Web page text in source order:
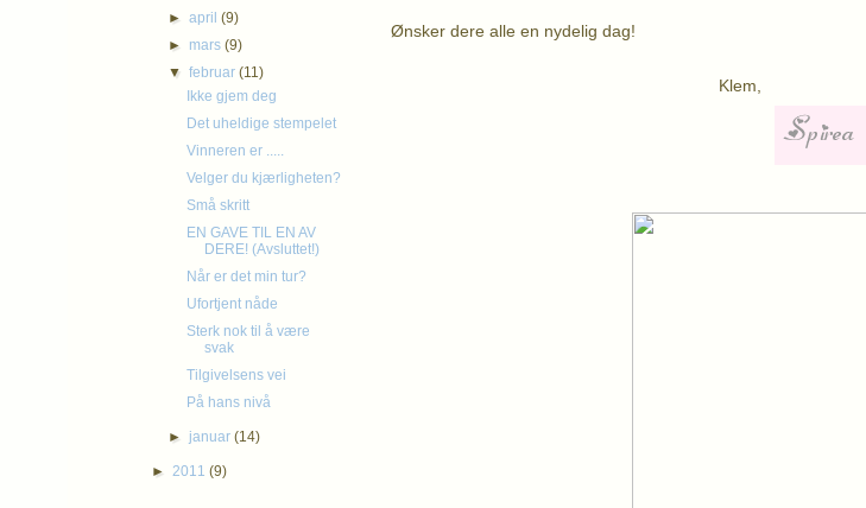
Ønsker dere alle en nydelig dag!
Klem,
►april(9)
► mars(9)
▼februar(11)
Ikke gjem deg
Det uheldige stempelet
Vinneren er .....
Velger du kjærligheten?
Små skritt
EN GAVE TIL EN AV
DERE! (Avsluttet!)
Når er det min tur?
Ufortjent nåde
Sterk nok til å være
svak
Tilgivelsens vei
På hans nivå
► januar(14)
► 2011 (9)